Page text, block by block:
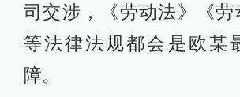
司交涉，《劳动法》《劳
等法律法规都会是欧某
障。